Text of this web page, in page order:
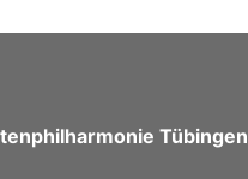
Tübingen